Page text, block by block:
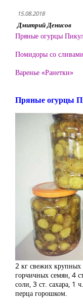
15.08.2018
Дмитрий Денисов
Пряные огурцы
Помидоры со сливами
Варенье «Ранетки»
Пряные огурцы
2 кг свежих
горчичных семян, 4
соли, 3 ст. сахара, 1
перца горошком.